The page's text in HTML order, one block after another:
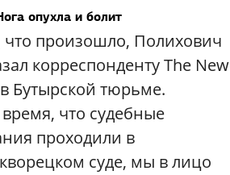
опухла и болит
произошло, Полихович
корреспонденту The New
Бутырской тюрьме.
время, что судебные
проходили в
суде, мы в лицо